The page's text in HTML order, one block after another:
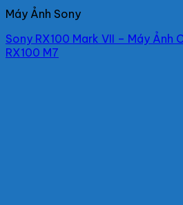
Máy Ảnh Sony
Sony RX100 Mark VII – Máy Ảnh
RX100 M7